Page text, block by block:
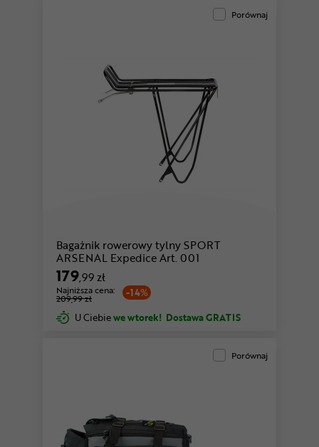
Porównaj
Bagażnik rowerowy tylny SPORT
ARSENAL Expedice Art. 001
179,99 zł
-14%
Najniższa cena:
209,99 zł
U Ciebiewe wtorek! Dostawa GRATIS
Porównaj